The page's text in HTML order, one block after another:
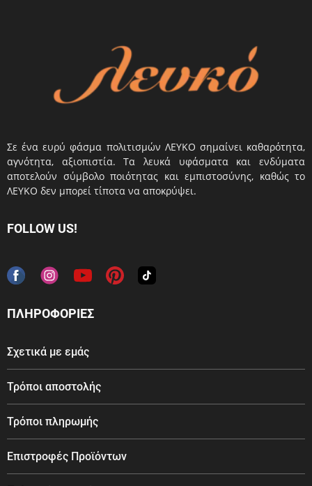
Σε ένα ευρύ φάσμα πολιτισμών ΛΕΥΚΟ σημαίνει καθαρότητα,
αγνότητα, αξιοπιστία. Τα λευκά υφάσματα και ενδύματα
αποτελούν σύμβολο ποιότητας και εμπιστοσύνης, καθώς το
ΛΕΥΚΟ δεν μπορεί τίποτα να αποκρύψει.
FOLLOW US!
ΠΛΗΡΟΦΟΡΙΕΣ
Σχετικά με εμάς
Τρόποι αποστολής
Τρόποι πληρωμής
Επιστροφές Προϊόντων